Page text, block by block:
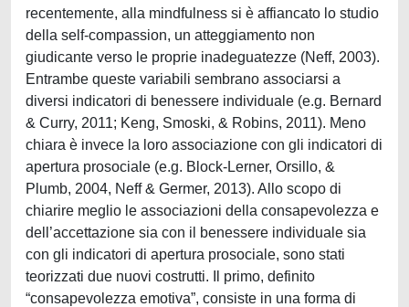
recentemente, alla mindfulness si è affiancato lo studio
della self-compassion, un atteggiamento non
giudicante verso le proprie inadeguatezze (Neff, 2003).
Entrambe queste variabili sembrano associarsi a
diversi indicatori di benessere individuale (e.g. Bernard
& Curry, 2011; Keng, Smoski, & Robins, 2011). Meno
chiara è invece la loro associazione con gli indicatori di
apertura prosociale (e.g. Block-Lerner, Orsillo, &
Plumb, 2004, Neff & Germer, 2013). Allo scopo di
chiarire meglio le associazioni della consapevolezza e
dell’accettazione sia con il benessere individuale sia
con gli indicatori di apertura prosociale, sono stati
teorizzati due nuovi costrutti. Il primo, definito
“consapevolezza emotiva”, consiste in una forma di